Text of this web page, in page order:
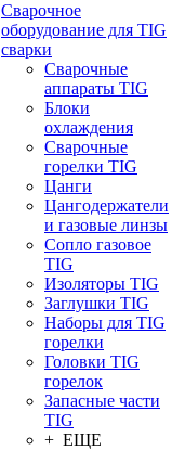
Сварочное
оборудование для TIG
сварки
Сварочные
аппараты TIG
Блоки
охлаждения
Сварочные
горелки TIG
Цанги
Цангодержатели
и газовые линзы
Сопло газовое
TIG
Изоляторы TIG
Заглушки TIG
Наборы для TIG
горелки
Головки TIG
горелок
Запасные части
TIG
+ ЕЩЕ